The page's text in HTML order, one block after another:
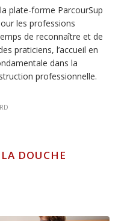
plate-forme ParcourSup
les professions
de reconnaître et de
praticiens, l’accueil en
dans la
professionnelle.
DOUCHE